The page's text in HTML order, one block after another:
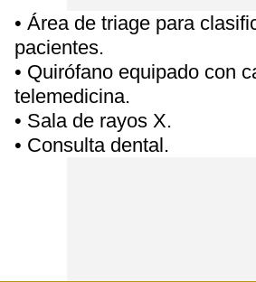
• Área de triage para
pacientes.
• Quirófano equipado con
telemedicina.
• Sala de rayos X.
• Consulta dental.